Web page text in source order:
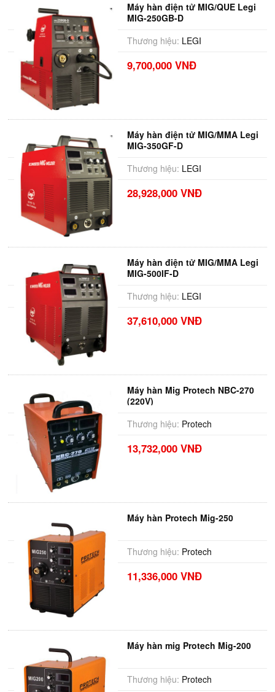
Máy hàn điện tử MIG/QUE Legi
MIG-250GB-D
Thương hiệu: LEGI
9,700,000 VNĐ
Máy hàn điện tử MIG/MMA Legi
MIG-350GF-D
Thương hiệu: LEGI
28,928,000 VNĐ
Máy hàn điện tử MIG/MMA Legi
MIG-500IF-D
Thương hiệu: LEGI
37,610,000 VNĐ
Máy hàn Mig Protech NBC-270
(220V)
Thương hiệu: Protech
13,732,000 VNĐ
Máy hàn Protech Mig-250
Thương hiệu: Protech
11,336,000 VNĐ
Máy hàn mig Protech Mig-200
Thương hiệu: Protech